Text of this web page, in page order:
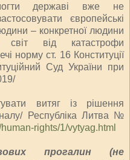
державі вже не
європейські
– конкретної людини
світ від катастрофи
норму ст. 16 Конституції
Суд України при
витяг із рішення
Республіка Литва №
rights/1/vytyag.html
прогалин (не